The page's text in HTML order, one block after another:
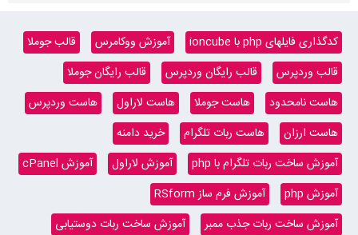
کدگذاری فایلهای php با ioncube آموزش ووکامرس
قالب جوملا
قالب وردپرس
قالب رایگان وردپرس
قالب رایگان جوملا
هاست نامحدود
هاست جوملا هاست لاراول
هاست وردپرس
هاست ارزان
هاست ربات تلگرام
خرید دامنه
آموزش ساخت ربات تلگرام با php
آموزش لاراول
آموزش cPanel
آموزش php
آموزش فرم ساز RSform
آموزش ساخت ربات جذب ممبر
آموزش ساخت ربات دوستیابی